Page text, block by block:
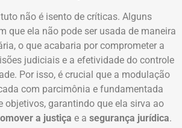
não é isento de críticas. Alguns
que ela não pode ser usada de maneira
o que acabaria por comprometer a
judiciais e a efetividade do controle
Por isso, é crucial que a modulação
com parcimônia e fundamentada
objetivos, garantindo que ela sirva ao
a justiça e a segurança jurídica.